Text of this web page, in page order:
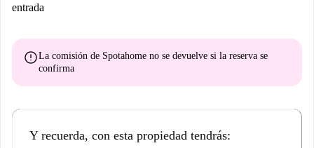
entrada
errorLa comisión de Spotahome no se devuelve si la reserva se
confirma
Y recuerda, con esta propiedad tendrás: